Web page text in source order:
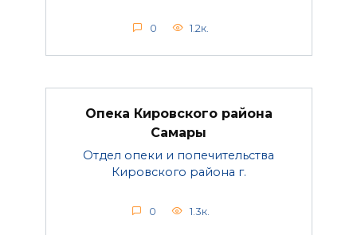
0 1.2к.
Опека Кировского района
Самары
Отдел опеки и попечительства
Кировского района г.
0 1.3к.